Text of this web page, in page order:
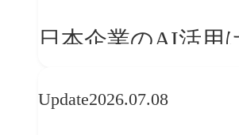
日本企業のAI活用
レンドに見る「人
Update2026.07.08